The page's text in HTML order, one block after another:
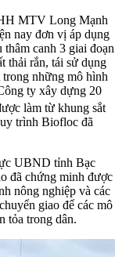
MTV Long Mạnh
nay đơn vị áp dụng
canh 3 giai đoạn
thải rắn, tái sử dụng
những mô hình
ty xây dựng 20
làm từ khung sắt
trình Biofloc đã
UBND tỉnh Bạc
đã chứng minh được
nông nghiệp và các
giao để các mô
tỏa trong dân.